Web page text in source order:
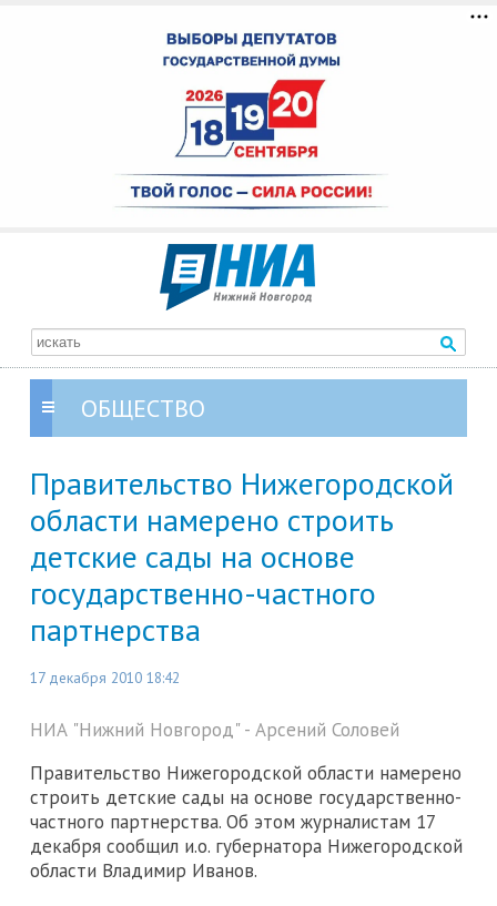
ОБЩЕСТВО
Правительство Нижегородской
области намерено строить
детские сады на основе
государственно-частного
партнерства
17 декабря 2010 18:42
НИА "Нижний Новгород" - Арсений Соловей
Правительство Нижегородской области намерено
строить детские сады на основе государственно-
частного партнерства. Об этом журналистам 17
декабря сообщил и.о. губернатора Нижегородской
области Владимир Иванов.